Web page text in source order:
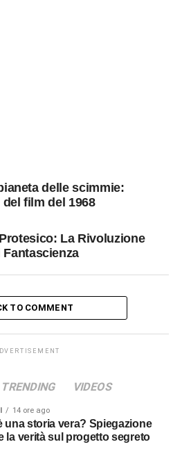
delle scimmie:
film del 1968
La Rivoluzione
TO COMMENT
TRENDING VIDEOS
14 ore ago
la verità sul progetto segreto